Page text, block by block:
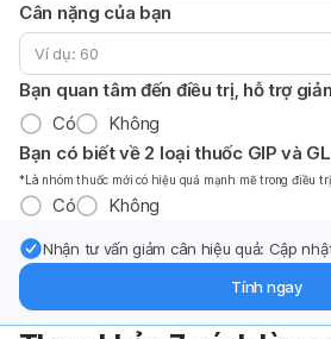
Cân nặng của bạn
Bạn quan tâm đến điều trị, hỗ trợ
Có
Không
Bạn có biết về 2 loại thuốc GIP và
*Là nhóm thuốc mới có hiệu quả mạnh mẽ trong điều
Có Không
Nhận tư vấn giảm cân hiệu quả: Cập
Tính ngay